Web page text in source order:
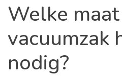
Welke maat
vacuumzak
nodig?